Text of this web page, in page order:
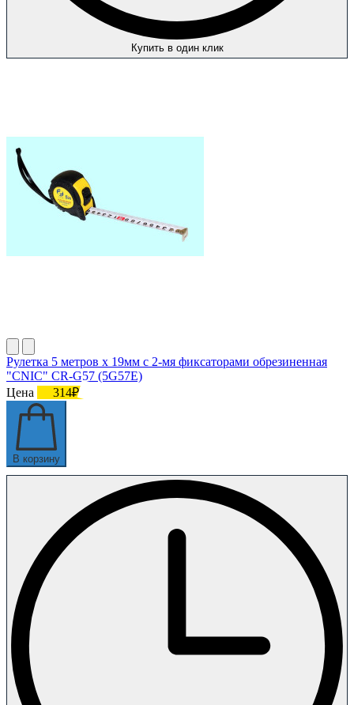
Купить в один клик
Рулетка 5 метров х 19мм с 2-мя фиксаторами обрезиненная
"CNIC" CR-G57 (5G57Е)
Цена
314₽
В корзину